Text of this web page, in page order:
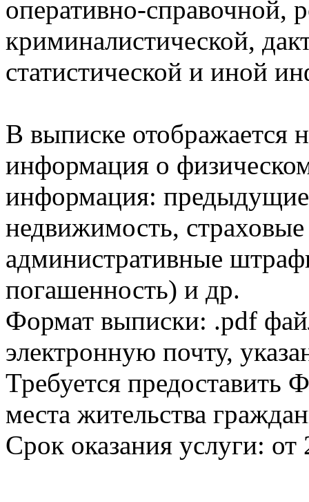
оперативно-справочной,
криминалистической,
статистической и иной
В выписке отображается
информация о
информация:
недвижимость,
административные
погашенность) и др.
Формат выписки: .pdf
электронную почту,
Требуется
места жительства
Срок оказания услуги: от